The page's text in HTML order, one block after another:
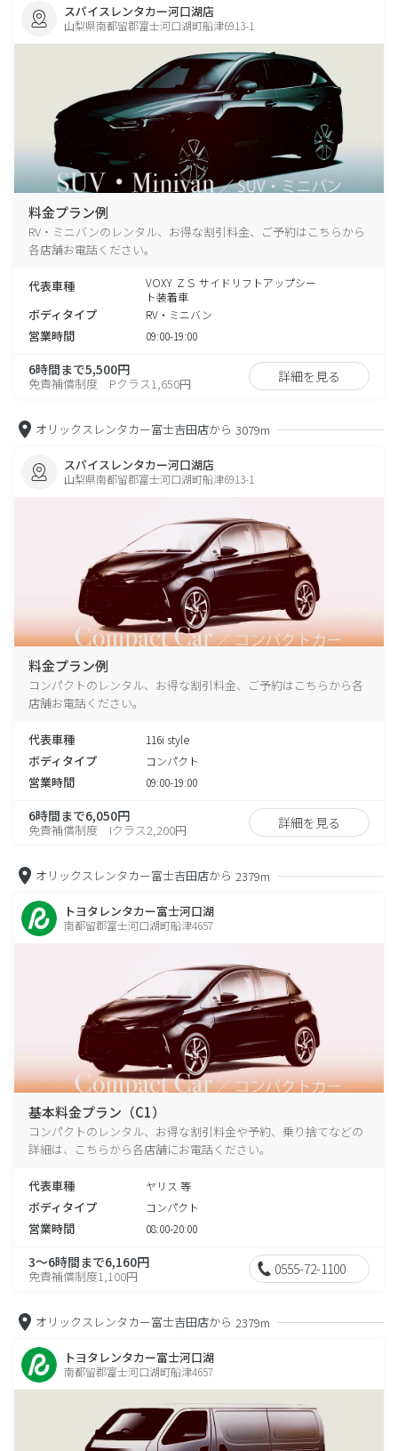
スパイスレンタカー河口湖店
山梨県南都留郡富士河口湖町船津6913-1
料金プラン例
RV・ミニバンのレンタル、お得な割引料金、ご予約はこちらから
各店舗お電話ください。
代表車種
VOXY ＺＳ サイドリフトアップシー
ト装着車
ボディタイプ RV・ミニバン
営業時間 09:00-19:00
6時間まで5,500円
免責補償制度 Pクラス1,650円 詳細を見る
オリックスレンタカー富士吉田店から 3079m
スパイスレンタカー河口湖店
山梨県南都留郡富士河口湖町船津6913-1
料金プラン例
コンパクトのレンタル、お得な割引料金、ご予約はこちらから各
店舗お電話ください。
代表車種 116i style
ボディタイプ コンパクト
営業時間 09:00-19:00
6時間まで6,050円
免責補償制度 Iクラス2,200円 詳細を見る
オリックスレンタカー富士吉田店から 2379m
トヨタレンタカー富士河口湖
南都留郡富士河口湖町船津4657
基本料金プラン（C1）
コンパクトのレンタル、お得な割引料金や予約、乗り捨てなどの
詳細は、こちらから各店舗にお電話ください。
代表車種 ヤリス 等
ボディタイプ コンパクト
営業時間 08:00-20:00
3～6時間まで6,160円
免責補償制度1,100円 0555-72-1100
オリックスレンタカー富士吉田店から 2379m
トヨタレンタカー富士河口湖
南都留郡富士河口湖町船津4657